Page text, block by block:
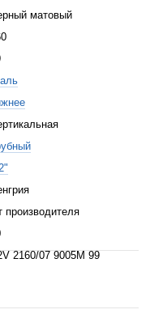
матовый
производителя
2160/07 9005M 99